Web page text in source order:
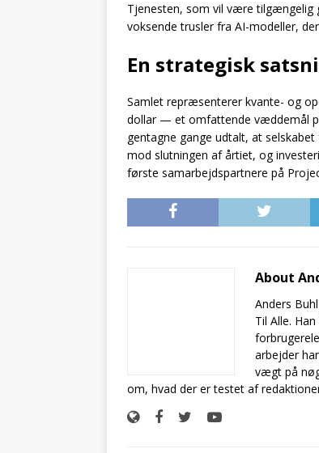
Tjenesten, som vil være tilgængelig
voksende trusler fra AI-modeller,
En strategisk
Samlet repræsenterer kvante- og
dollar — et omfattende væddemål
gentagne gange udtalt, at
mod slutningen af årtiet, og
første samarbejdspartnere på
About
Anders
Til Alle.
arbejder
vægt på
om, hvad der er testet af